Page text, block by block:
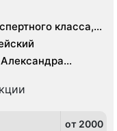
класса,
от 2000